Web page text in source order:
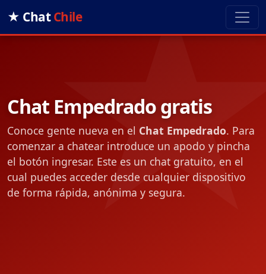
★ ChatChile
Chat Empedrado gratis
Conoce gente nueva en el Chat Empedrado. Para
comenzar a chatear introduce un apodo y pincha
el botón ingresar. Este es un chat gratuito, en el
cual puedes acceder desde cualquier dispositivo
de forma rápida, anónima y segura.